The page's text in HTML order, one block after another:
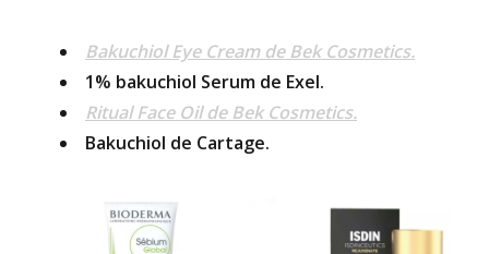
Bakuchiol Eye Cream de Bek Cosmetics.
1% bakuchiol Serum de Exel.
Ritual Face Oil de Bek Cosmetics.
Bakuchiol de Cartage.